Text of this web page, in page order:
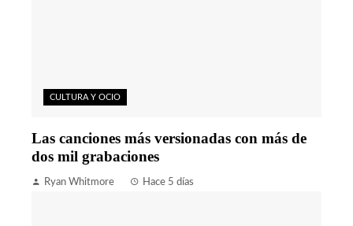
CULTURA Y OCIO
Las canciones más versionadas con más de
dos mil grabaciones
Ryan Whitmore Hace 5 días